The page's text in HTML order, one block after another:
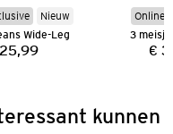
Nieuw
Wide-Leg
Prijs:
Online
3
€
kunnen